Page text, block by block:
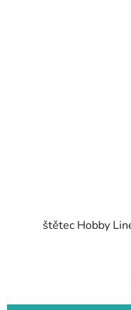
štětec Hobby